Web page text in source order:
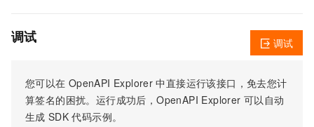
调试
您可以在 OpenAPI Explorer 中直接运行该接口，免去您计
算签名的困扰。运行成功后，OpenAPI Explorer 可以自动
生成 SDK 代码示例。
调试